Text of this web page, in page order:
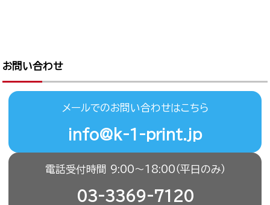
お問い合わせ
メールでのお問い合わせはこちら
info@k-1-print.jp
電話受付時間 9:00〜18:00（平日のみ）
03-3369-7120